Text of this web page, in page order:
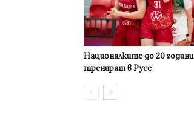
Националките до 20 години
тренират в Русе